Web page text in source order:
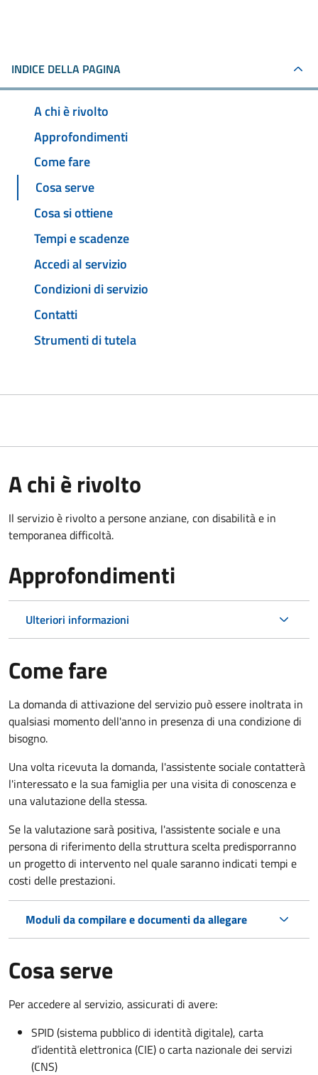
INDICE DELLA PAGINA
A chi è rivolto
Approfondimenti
Come fare
Cosa serve
Cosa si ottiene
Tempi e scadenze
Accedi al servizio
Condizioni di servizio
Contatti
Strumenti di tutela
A chi è rivolto
Il servizio è rivolto a persone anziane, con disabilità e in
temporanea difficoltà.
Approfondimenti
Ulteriori informazioni
Come fare
La domanda di attivazione del servizio può essere inoltrata in
qualsiasi momento dell'anno in presenza di una condizione di
bisogno.
Una volta ricevuta la domanda, l'assistente sociale contatterà
l'interessato e la sua famiglia per una visita di conoscenza e
una valutazione della stessa.
Se la valutazione sarà positiva, l'assistente sociale e una
persona di riferimento della struttura scelta predisporranno
un progetto di intervento nel quale saranno indicati tempi e
costi delle prestazioni.
Moduli da compilare e documenti da allegare
Cosa serve
Per accedere al servizio, assicurati di avere:
SPID (sistema pubblico di identità digitale), carta
d’identità elettronica (CIE) o carta nazionale dei servizi
(CNS)